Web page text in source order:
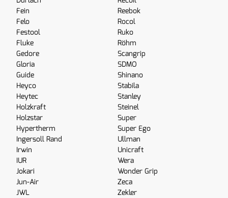
Fein
Felo
Festool
Fluke
Gedore
Gloria
Guide
Heyco
Heytec
Holzkraft
Holzstar
Hypertherm
Ingersoll Rand
Irwin
IUR
Jokari
Jun-Air
JWL
Reebok
Rocol
Ruko
Röhm
Scangrip
SDMO
Shinano
Stabila
Stanley
Steinel
Super
Super Ego
Ullman
Unicraft
Wera
Wonder Grip
Zeca
Zekler